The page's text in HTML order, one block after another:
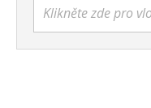
Klikněte zde pro